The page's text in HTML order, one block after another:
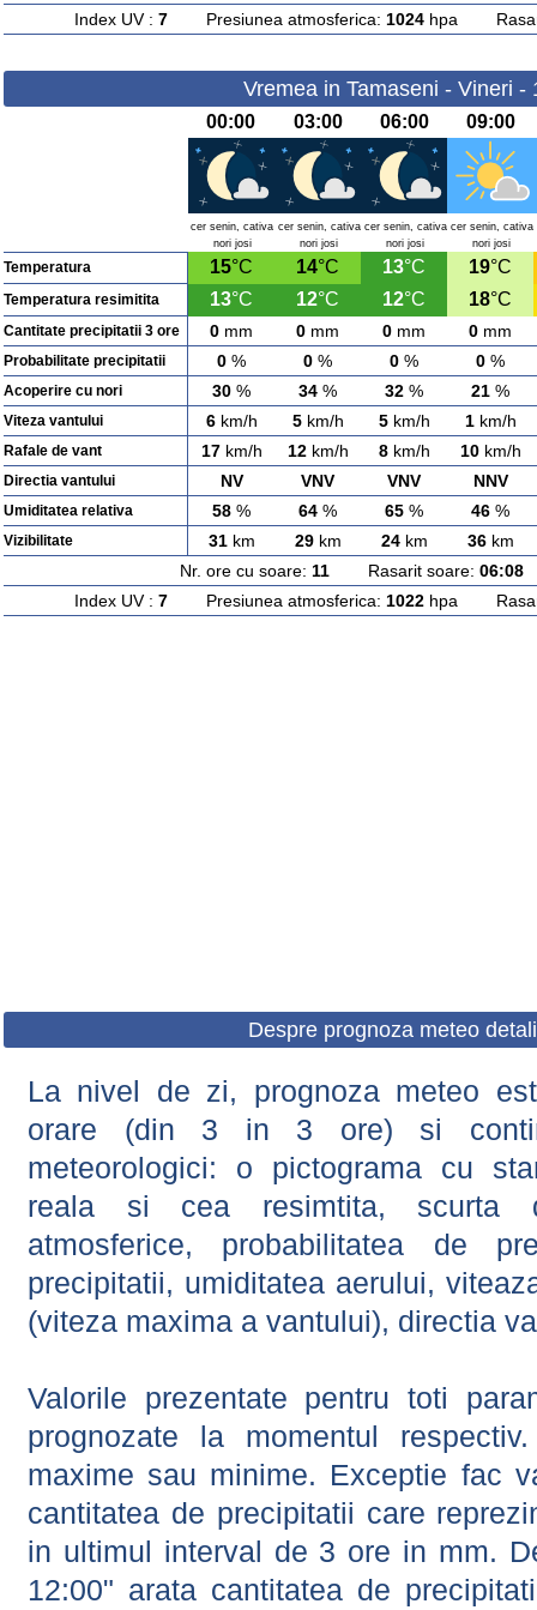
Index UV : 7Presiunea atmosferica: 1024hpa
Vremea in Tamaseni - Vineri -
00:00 03:00 06:00 09:00
cer senin, cativa
nori josi
cer senin, cativa
nori josi
cer senin, cativa
nori josi
cer senin, cativa
nori josi
Temperatura 15°C 14°C 13°C 19°C
Temperatura resimitita 13°C 12°C 12°C 18°C
Cantitate precipitatii 3 ore 0 mm 0 mm 0 mm 0 mm
Probabilitate precipitatii 0 % 0 % 0 % 0 %
Acoperire cu nori 30 % 34 % 32 % 21 %
Viteza vantului 6km/h 5km/h 5km/h 1km/h
Rafale de vant 17km/h 12km/h 8km/h 10km/h
Directia vantului NV VNV VNV NNV
Umiditatea relativa 58 % 64 % 65 % 46 %
Vizibilitate 31km 29km 24km 36km
Nr. ore cu soare: 11 Rasarit soare: 06:08
Index UV : 7Presiunea atmosferica: 1022hpa
Despre prognoza meteo
La nivel de zi, prognoza meteo
orare (din 3 in 3 ore) si
meteorologici: o pictograma cu
reala si cea resimtita, scurta
atmosferice, probabilitatea de
precipitatii, umiditatea aerului,
(viteza maxima a vantului), directia
Valorile prezentate pentru toti
prognozate la momentul
maxime sau minime. Exceptie fac
cantitatea de precipitatii care
in ultimul interval de 3 ore in mm.
12:00" arata cantitatea de